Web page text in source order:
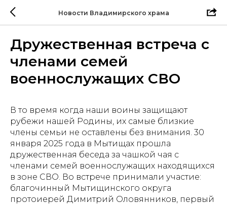
Новости Владимирского храма
Дружественная встреча с
членами семей
военнослужащих СВО
В то время когда наши воины защищают
рубежи нашей Родины, их самые близкие
члены семьи не оставлены без внимания. 30
января 2025 года в Мытищах прошла
дружественная беседа за чашкой чая с
членами семей военнослужащих находящихся
в зоне СВО. Во встрече принимали участие:
благочинный Мытищинского округа
протоиерей Димитрий Оловянников, первый